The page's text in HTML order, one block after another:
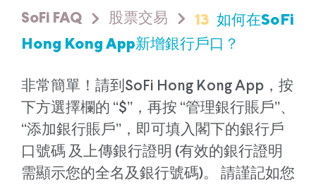
SoFi FAQ 股票交易 13 如何在SoFi
Hong Kong App新增銀行戶口？
非常簡單！請到SoFi Hong Kong App，按
下方選擇欄的 “$”，再按 “管理銀行賬戶”、
“添加銀行賬戶”，即可填入閣下的銀行戶
口號碼 及上傳銀行證明 (有效的銀行證明
需顯示您的全名及銀行號碼)。 請謹記如您